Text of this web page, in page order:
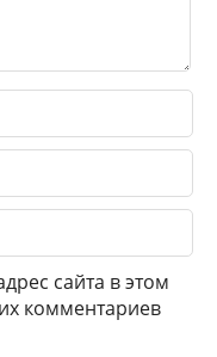
сайта в этом
комментариев